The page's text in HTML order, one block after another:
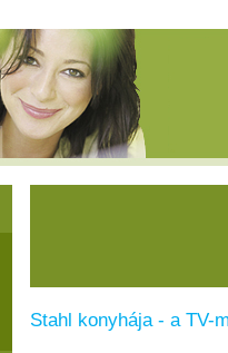
Stahl konyhája - a TV-